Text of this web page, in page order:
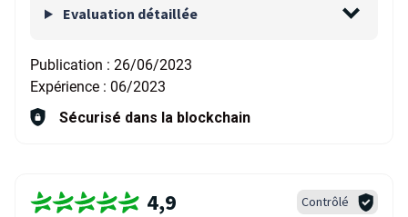
Evaluation détaillée
Publication : 26/06/2023
Expérience : 06/2023
Sécurisé dans la blockchain
4,9 Contrôlé